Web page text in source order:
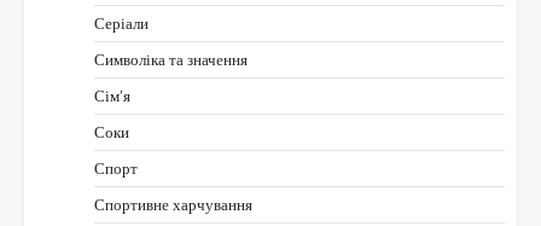
Серіали
Символіка та значення
Сім’я
Соки
Спорт
Спортивне харчування